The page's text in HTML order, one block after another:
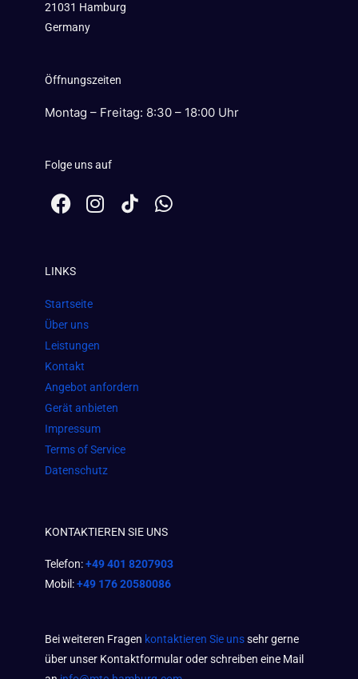
21031 Hamburg
Germany
Öffnungszeiten
Montag – Freitag: 8:30 – 18:00 Uhr
Folge uns auf
F
a
b
o
o
k
I
n
m
W
h
LINKS
Startseite
Über uns
Leistungen
Kontakt
Angebot anfordern
Gerät anbieten
Impressum
Terms of Service
Datenschutz
KONTAKTIEREN SIE UNS
Telefon:+49 401 8207903
Mobil:+49 176 20580086
Bei weiteren Fragen kontaktieren Sie unssehr gerne
über unser Kontaktformular oder schreiben eine Mail